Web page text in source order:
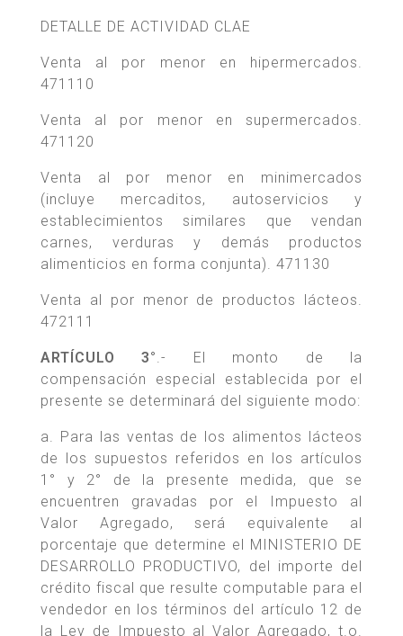
DETALLE DE ACTIVIDAD CLAE
Venta al por menor en hipermercados.
471110
Venta al por menor en supermercados.
471120
Venta al por menor en minimercados
(incluye mercaditos, autoservicios y
establecimientos similares que vendan
carnes, verduras y demás productos
alimenticios en forma conjunta). 471130
Venta al por menor de productos lácteos.
472111
ARTÍCULO 3° .- El monto de la
compensación especial establecida por el
presente se determinará del siguiente modo:
a. Para las ventas de los alimentos lácteos
de los supuestos referidos en los artículos
1° y 2° de la presente medida, que se
encuentren gravadas por el Impuesto al
Valor Agregado, será equivalente al
porcentaje que determine el MINISTERIO DE
DESARROLLO PRODUCTIVO, del importe del
crédito fiscal que resulte computable para el
vendedor en los términos del artículo 12 de
la Ley de Impuesto al Valor Agregado, t.o.